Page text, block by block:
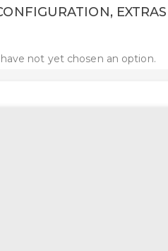
EXTRAS
not yet chosen an option.